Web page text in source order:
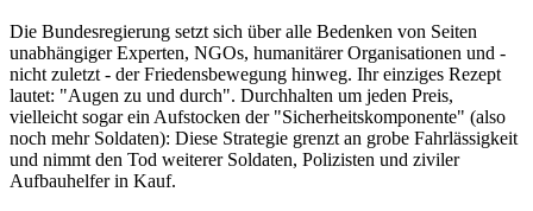
Die Bundesregierung setzt sich über alle Bedenken von Seiten
unabhängiger Experten, NGOs, humanitärer Organisationen und -
nicht zuletzt - der Friedensbewegung hinweg. Ihr einziges Rezept
lautet: "Augen zu und durch". Durchhalten um jeden Preis,
vielleicht sogar ein Aufstocken der "Sicherheitskomponente" (also
noch mehr Soldaten): Diese Strategie grenzt an grobe Fahrlässigkeit
und nimmt den Tod weiterer Soldaten, Polizisten und ziviler
Aufbauhelfer in Kauf.